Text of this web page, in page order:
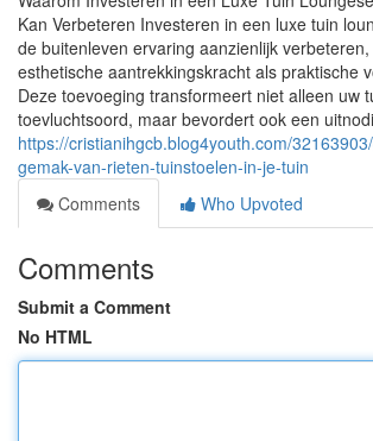
Kan Verbeteren Investeren in een luxe tuin
de buitenleven ervaring aanzienlijk
esthetische aantrekkingskracht als praktische
Deze toevoeging transformeert niet alleen uw
toevluchtsoord, maar bevordert ook een
https://cristianihgcb.blog4youth.com/
gemak-van-rieten-tuinstoelen-in-je-tuin
Comments
Who Upvoted
Comments
Submit a Comment
No HTML